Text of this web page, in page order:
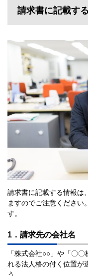
請求書に記載す
請求書に記載する情報は
ますのでご注意ください
す。
1．請求先の会社名
「株式会社○○」や「〇
れる法人格の付く位置が